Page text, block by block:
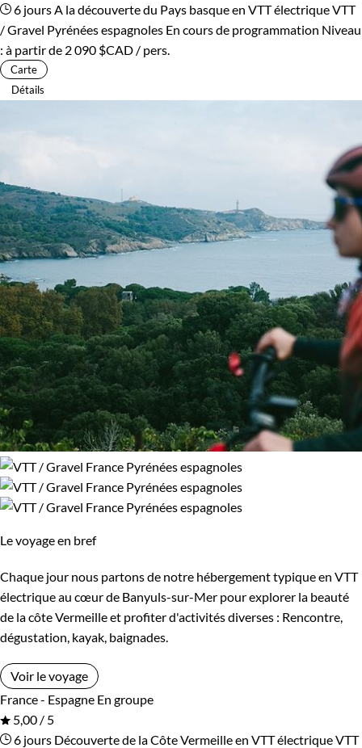
6 jours A la découverte du Pays basque en VTT électriqueVTT
/ Gravel Pyrénées espagnoles En cours de programmation Niveau
: à partir de 2 090 $CAD / pers.
Carte
Détails
Le voyage en bref
Chaque jour nous partons de notre hébergement typique en VTT
électrique au cœur de Banyuls-sur-Mer pour explorer la beauté
de la côte Vermeille et profiter d'activités diverses : Rencontre,
dégustation, kayak, baignades.
Voir le voyage
France - Espagne En groupe
5,00 / 5
6 jours Découverte de la Côte Vermeille en VTT électriqueVTT